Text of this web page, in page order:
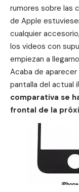
rumores sobre las
de Apple
cualquier
los videos con
empiezan a
Acaba de
pantalla del actual
comparativa se
frontal de la